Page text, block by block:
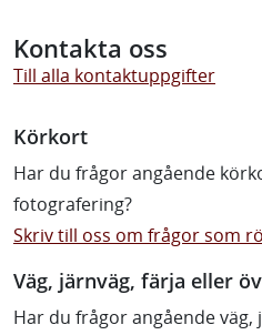
Kontakta oss
Till alla kontaktuppgifter
Körkort
Har du frågor angående
fotografering?
Skriv till oss om frågor som
Väg, järnväg, färja eller
Har du frågor angående